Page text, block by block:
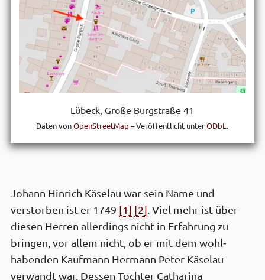
Lübeck, Große Burg­straße 41
Daten vonOpenStreetMap – Veröffentlicht unterODbL .
Johann Hinrich Käselau war sein Name und
verstorben ist er 1749 [1] [2]. Viel mehr ist über
diesen Herren aller­dings nicht in Erfahrung zu
bringen, vor allem nicht, ob er mit dem wohl­
habenden Kauf­mann Hermann Peter Käselau
verwandt war. Dessen Tochter Catharina